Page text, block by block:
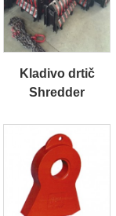
Kladivo drtič
Shredder